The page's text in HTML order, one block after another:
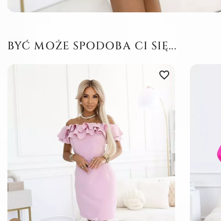
BYĆ MOŻE SPODOBA CI SIĘ...
favorite_border